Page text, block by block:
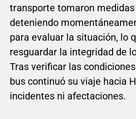
transporte tomaron medidas
deteniendo
para evaluar la situación, lo
resguardar la integridad de
Tras verificar las
bus continuó su viaje hacia
incidentes ni afectaciones.